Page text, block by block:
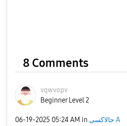
8 Comments
vqwvopv
Beginner Level 2
‎06-19-2025 05:24 AM in جالاكسى A